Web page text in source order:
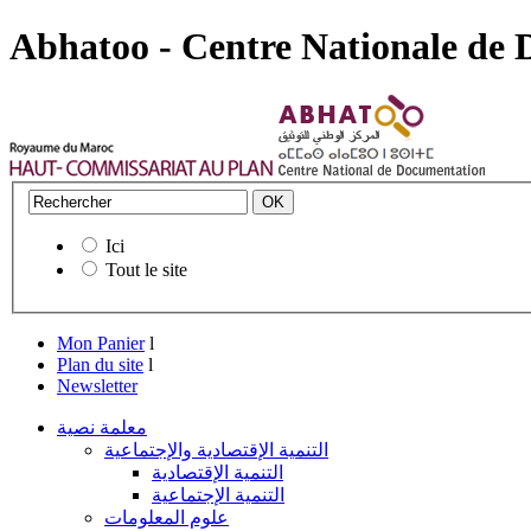
Abhatoo - Centre Nationale de
Ici
Tout le site
Mon Panier l
Plan du site l
Newsletter
معلمة نصية
التنمية الإقتصادية والإجتماعية
التنمية الإقتصادية
التنمية الإجتماعية
علوم المعلومات